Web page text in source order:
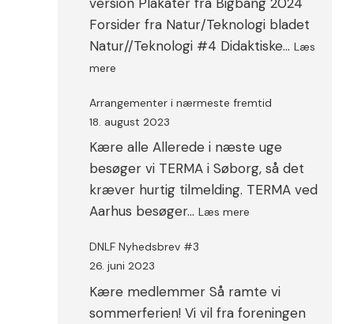
Forsider fra Natur/Teknologi bladet
Natur//Teknologi #4 Didaktiske… Læs
mere
Arrangementer i nærmeste fremtid
18. august 2023
Kære alle Allerede i næste uge
besøger vi TERMA i Søborg, så det
kræver hurtig tilmelding. TERMA ved
Aarhus besøger… Læs mere
DNLF Nyhedsbrev #3
26. juni 2023
Kære medlemmer Så ramte vi
sommerferien! Vi vil fra foreningen